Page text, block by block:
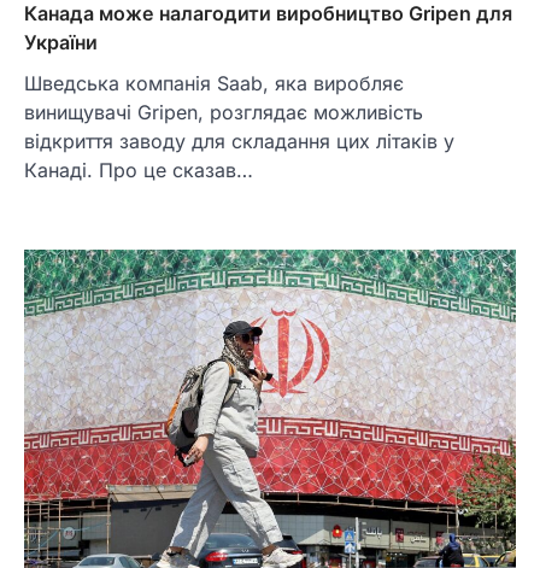
Канада може налагодити виробництво Gripen для
України
Шведська компанія Saab, яка виробляє
винищувачі Gripen, розглядає можливість
відкриття заводу для складання цих літаків у
Канаді. Про це сказав…